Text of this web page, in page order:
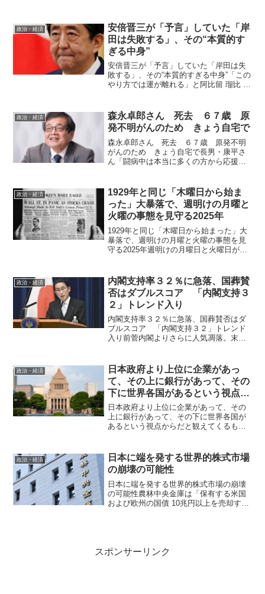
政治・経済
安倍晋三が「予言」していた「岸
田は失敗する」、その“本質的す
ぎる中身”
安倍晋三が「予言」していた「岸田は失
敗する」、その“本質的すぎる中身”「この
やり方では運が離れる」と阿比留 瑠比 支
月14日午前、自民党総裁選への出馬見送
りを表明した...
政治・経済
森永卓郎さん 死去 ６７歳 原
発不明がんのため きょう自宅で
森永卓郎さん 死去 ６７歳 原発不明
がんのため きょう自宅で長男・康平さ
ん「闘病中は本当に多くの方から応援の
経済アナリストの森永卓郎さんが、きょ
う自宅で亡くなったことが...
政治・経済
1929年と同じ「木曜日から始ま
った」大暴落で、週明けの月曜と
火曜の事態を見守る2025年
1929年と同じ「木曜日から始まった」大
暴落で、週明けの月曜と火曜の事態を見
守る2025年週明けの月曜日と火曜日が要
暗黒の木曜から暗黒の火曜日までまあ、
世界中の株価が急...
政治・経済
内閣支持率３２％に急落、国葬賛
否はダブルスコア 「内閣支持３
２」トレンド入り
内閣支持率３２％に急落、国葬賛否はダ
ブルスコア 「内閣支持３２」トレンド
入り前菅内閣よりさらに人気凋落。末期
２％減の３２．３％に急落、政権発足後
最低になったと報じた（不支...
政治・経済
日本政府より上位に企業があっ
て、その上に銀行があって、その
下に世界各国があるという視点か
らだと観えてくるものがいろいろ
ある
日本政府より上位に企業があって、その
上に銀行があって、その下に世界各国が
あるという視点からだと観えてくるもの
の行動と言動が証明している。注）Twiter
は小さく表示され...
政治・経済
日本に端を発する世界的株式市場
の崩壊の可能性
日本に端を発する世界的株式市場の崩壊
の可能性農林中央金庫は「保有する米国
および欧州の国債 10兆円以上を売却する
スポンサーリンク